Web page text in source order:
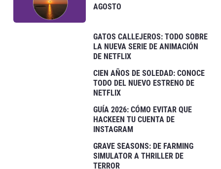
AGOSTO
GATOS CALLEJEROS: TODO SOBRE
LA NUEVA SERIE DE ANIMACIÓN
DE NETFLIX
CIEN AÑOS DE SOLEDAD: CONOCE
TODO DEL NUEVO ESTRENO DE
NETFLIX
GUÍA 2026: CÓMO EVITAR QUE
HACKEEN TU CUENTA DE
INSTAGRAM
GRAVE SEASONS: DE FARMING
SIMULATOR A THRILLER DE
TERROR